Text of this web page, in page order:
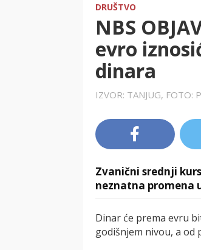
DRUŠTVO
NBS
evro
dinara
IZVOR: TANJUG, FOTO:
Zvanični srednji
neznatna promena
Dinar će prema evru
godišnjem nivou, a od